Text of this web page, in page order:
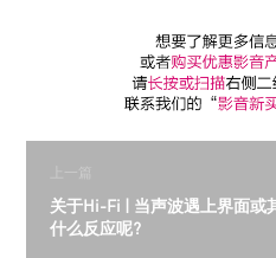
上一篇
关于Hi-Fi | 当声波遇上界面或
什么反应呢?